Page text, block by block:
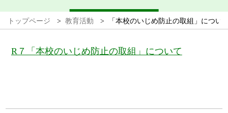
トップページ > 教育活動 > 「本校のいじめ防止の取組」につい
R７「本校のいじめ防止の取組」について